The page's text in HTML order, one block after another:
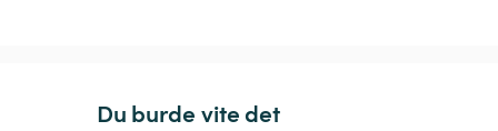
Du burde vite det